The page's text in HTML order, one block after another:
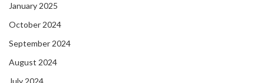
January 2025
October 2024
September 2024
August 2024